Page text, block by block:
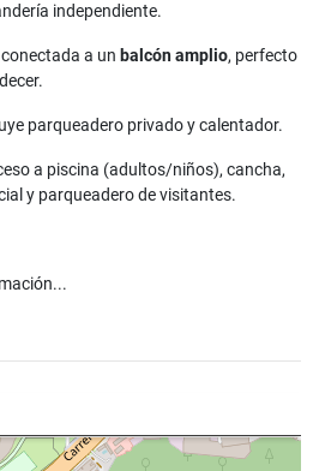
independiente.
a un balcón amplio, perfecto
parqueadero privado y calentador.
a piscina (adultos/niños), cancha,
y parqueadero de visitantes.